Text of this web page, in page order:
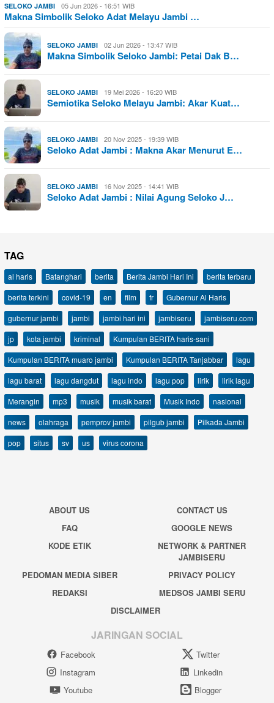
SELOKO JAMBI 05 Jun 2026 - 16:51 WIB
Makna Simbolik Seloko Adat Melayu Jambi …
SELOKO JAMBI 02 Jun 2026 - 13:47 WIB
Makna Simbolik Seloko Jambi: Petai Dak B…
SELOKO JAMBI 19 Mei 2026 - 16:20 WIB
Semiotika Seloko Melayu Jambi: Akar Kuat…
SELOKO JAMBI 20 Nov 2025 - 19:39 WIB
Seloko Adat Jambi : Makna Akar Menurut E…
SELOKO JAMBI 16 Nov 2025 - 14:41 WIB
Seloko Adat Jambi : Nilai Agung Seloko J…
TAG
al haris Batanghari berita Berita Jambi Hari Ini
berita terbaru
berita terkini
covid-19 en film fr
Gubernur Al Haris
gubernur jambi
jambi jambi hari ini jambiseru
jambiseru.com
jp
kota jambi kriminal
Kumpulan BERITA haris-sani
Kumpulan BERITA muaro jambi
Kumpulan BERITA Tanjabbar
lagu
lagu barat
lagu dangdut lagu indo lagu pop lirik
lirik lagu
Merangin
mp3 musik musik barat Musik Indo
nasional
news
olahraga pemprov jambi pilgub jambi
Pilkada Jambi
pop
situs sv us virus corona
ABOUT US
CONTACT US
FAQ
GOOGLE NEWS
KODE ETIK
NETWORK & PARTNER
JAMBISERU
PEDOMAN MEDIA SIBER
PRIVACY POLICY
REDAKSI
MEDSOS JAMBI SERU
DISCLAIMER
JARINGAN SOCIAL
Facebook
Twitter
Instagram
Linkedin
Youtube
Blogger